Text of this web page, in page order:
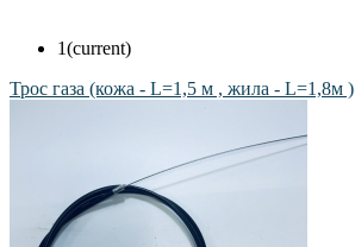
1(current)
Трос газа (кожа - L=1,5 м , жила - L=1,8м )